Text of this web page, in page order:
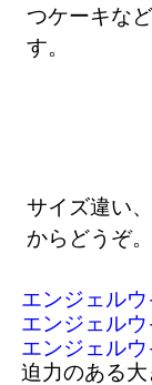
つケーキな
す。
サイズ違い
からどうぞ。
エンジェル
エンジェル
エンジェル
迫力のある